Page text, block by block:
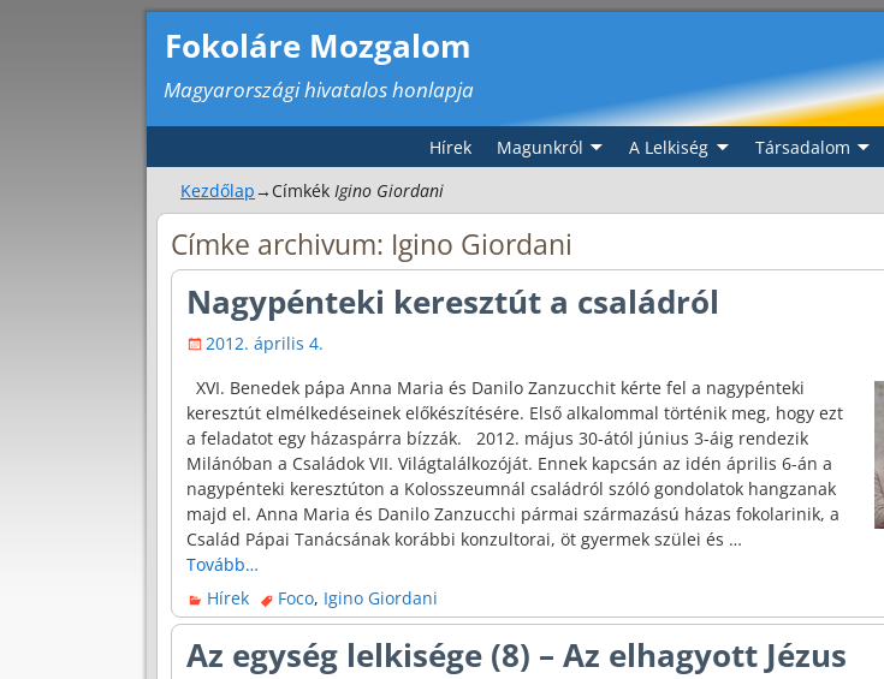
Fokoláre Mozgalom
Magyarországi hivatalos honlapja
Hírek Magunkról A Lelkiség Társadalom
Kezdőlap→Címkék Igino Giordani
Címke archivum: Igino Giordani
Nagypénteki keresztút a családról
2012. április 4.
XVI. Benedek pápa Anna Maria és Danilo Zanzucchit kérte fel a nagypénteki
keresztút elmélkedéseinek előkészítésére. Első alkalommal történik meg, hogy ezt
a feladatot egy házaspárra bízzák. 2012. május 30-ától június 3-áig rendezik
Milánóban a Családok VII. Világtalálkozóját. Ennek kapcsán az idén április 6-án a
nagypénteki keresztúton a Kolosszeumnál családról szóló gondolatok hangzanak
majd el. Anna Maria és Danilo Zanzucchi pármai származású házas fokolarinik, a
Család Pápai Tanácsának korábbi konzultorai, öt gyermek szülei és …
Tovább…
Hírek
Foco, Igino Giordani
Az egység lelkisége (8) – Az elhagyott Jézus